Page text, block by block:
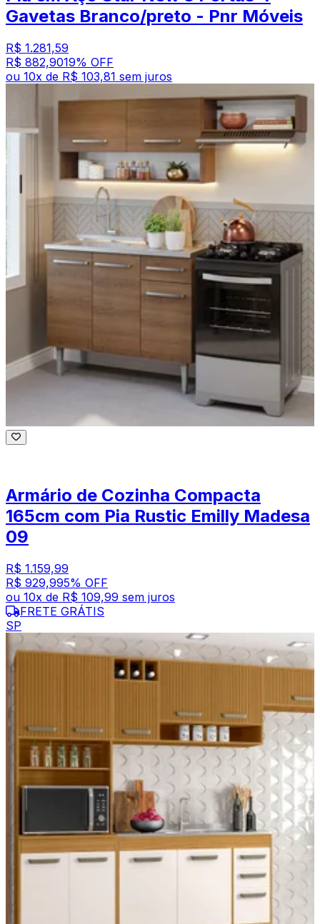
Gavetas Branco/preto - Pnr Móveis
R$ 1.281,59
R$ 882,9019% OFF
ou 10x de R$ 103,81 sem juros
Armário de Cozinha Compacta
165cm com Pia Rustic Emilly Madesa
09
R$ 1.159,99
R$ 929,995% OFF
ou 10x de R$ 109,99 sem juros
FRETE GRÁTIS
SP